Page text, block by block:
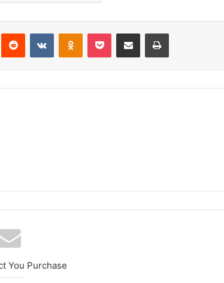
Reddit VK OK Pocket Compartilhar via e-mail Imprimir
You Purchase